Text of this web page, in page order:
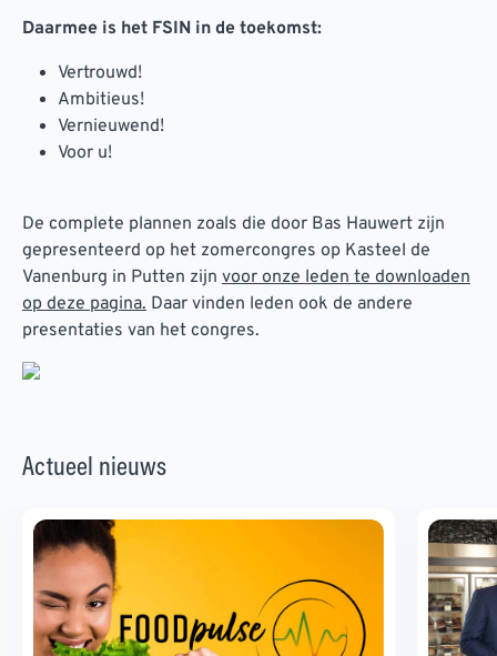
Daarmee is het FSIN in de toekomst:
Vertrouwd!
Ambitieus!
Vernieuwend!
Voor u!
De complete plannen zoals die door Bas Hauwert zijn
gepresenteerd op het zomercongres op Kasteel de
Vanenburg in Putten zijn voor onze leden te downloaden
op deze pagina. Daar vinden leden ook de andere
presentaties van het congres.
Actueel nieuws